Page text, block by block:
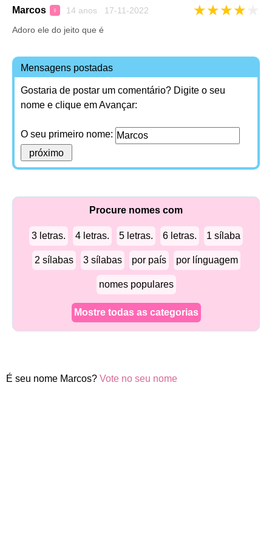
Marcos ♀ 14 anos 17-11-2022 ★★★★
Adoro ele do jeito que é
Mensagens postadas
Gostaria de postar um comentário? Digite o seu
nome e clique em Avançar:
O seu primeiro nome:
Procure nomes com
3 letras. 4 letras. 5 letras. 6 letras. 1 sílaba
2 sílabas 3 sílabas por país por línguagem
nomes populares
Mostre todas as categorias
É seu nome Marcos? Vote no seu nome